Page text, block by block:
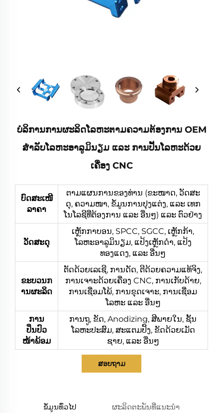
ບໍລິການການຜະລິດໂລຫະຕາມຄວາມຕ້ອງການ OEM
ສຳລັບໂລຫະອາລູມິນຽມ ແລະ ການປັ້ນໂລຫະດ້ວຍ
ເຄື່ອງ CNC
ບົດສະເໜີ
ລາຄາ
ຕາມແຜນການຂອງທ່ານ (ຂະໜາດ, ວັດສະ
ດຸ, ຄວາມໜາ, ຂໍ້ມູນການປຸງແຕ່ງ, ແລະ ເທກ
ໂນໂລຊີທີ່ຕ້ອງການ ແລະ ອື່ນໆ) ແລະ ຕົວຢ່າງ
ວັດສະດຸ
ເຫຼັກກາບອນ, SPCC, SGCC, ເຫຼັກກ້າ,
ໂລຫະອາລູມິນຽມ, ແປ້ງເຫຼັກດຳ, ແປ້ງ
ທອງແດງ, ແລະ ອື່ນໆ
ຂະບວນກ
ານຜະລິດ
ຕັດດ້ວຍເລເຊີ, ການດັດ, ຕີດ້ວຍຄວາມແທ້ຈິງ,
ການເຈາະດ້ວຍເຄື່ອງ CNC, ການເກັບດ້າຍ,
ການເຊື່ອມໂພ້, ການຂຸດເຈາະ, ການເຊື່ອມ
ໂລຫະ ແລະ ອື່ນໆ
ການ
ປິ່ນປົວ
ໜ້າພ້ອມ
ການຖູ, ຂັດ, Anodizing, ສີພາຍໃນ, ຊັ້ນ
ໂລຫະປະສົມ, ສະແຕມປິ້ງ, ຂັດດ້ວຍເມັດ
ຊາຍ, ແລະ ອື່ນໆ
ສອບຖາມ
ຂໍ້ມູນທົ່ວໄປ ຜະລິດຕະພັນທີ່ແນະນຳ